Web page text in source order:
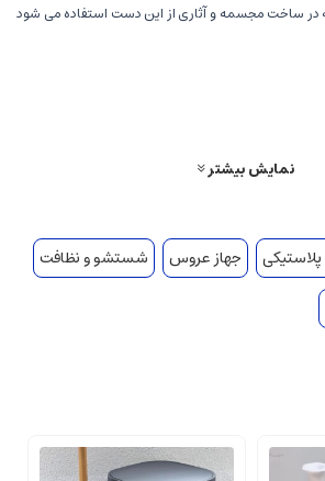
در ساخت مجسمه و آثاری از این دست استفاده می شود
نمایش بیشتر
جهاز عروس
شستشو و نظافت